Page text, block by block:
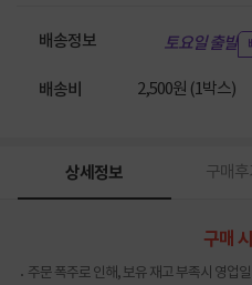
배송정보 토요일 출발
배송비 2,500원 (1박스)
상세정보 구매후
구매
주문 폭주로 인해, 보유 재고 부족시 영업